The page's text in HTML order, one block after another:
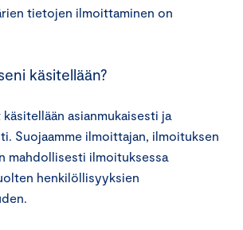
tietojen ilmoittaminen on
käsitellään?
asianmukaisesti ja
Suojaamme ilmoittajan, ilmoituksen
mahdollisesti ilmoituksessa
henkilöllisyyksien